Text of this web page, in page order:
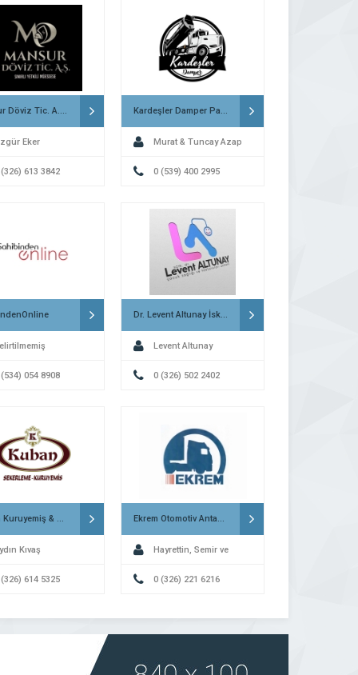
Mansur Döviz Tic. A.Ş. İskenderun
Eker
613 3842
Kardeşler Damper Payas
Murat & Tuncay Azap
0 (539) 400 2995
054 8908
Dr. Levent Altunay İskenderun
Levent Altunay
0 (326) 502 2402
Kuban Kuruyemiş & Şekerleme İskenderun
Kıvaş
614 5325
Ekrem Otomotiv Antakya
Hayrettin, Semir ve
Ferhat Kondakçı
0 (326) 221 6216